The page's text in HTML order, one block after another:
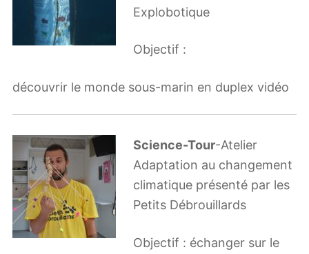
Explobotique
Objectif :
découvrir le monde sous-marin en duplex vidéo
Science-Tour-Atelier
Adaptation au changement
climatique présenté par les
Petits Débrouillards
Objectif : échanger sur le